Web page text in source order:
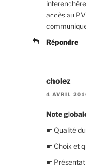
accès au
Répondre
cholez
4 AVRIL
Note
☛ Qualité
☛ Choix et
☛